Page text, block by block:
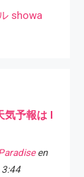
showa
気予報は I
en